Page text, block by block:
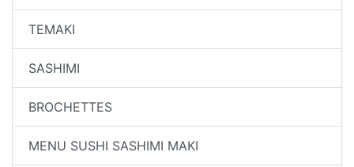
TEMAKI
SASHIMI
BROCHETTES
MENU SUSHI SASHIMI MAKI